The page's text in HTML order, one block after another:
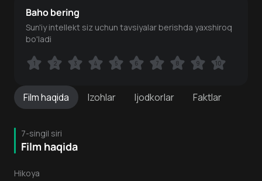
Filmhaqida Izohlar Ijodkorlar Faktlar
7-singil siri
Film haqida
Hikoya
Baho bering
Sun'iy intellekt siz uchun tavsiyalar berishda yaxshiroq
bo'ladi
1 2 3 4 5 6 7 8 9 10
1 2 3 4 5 6 7 8 9 10